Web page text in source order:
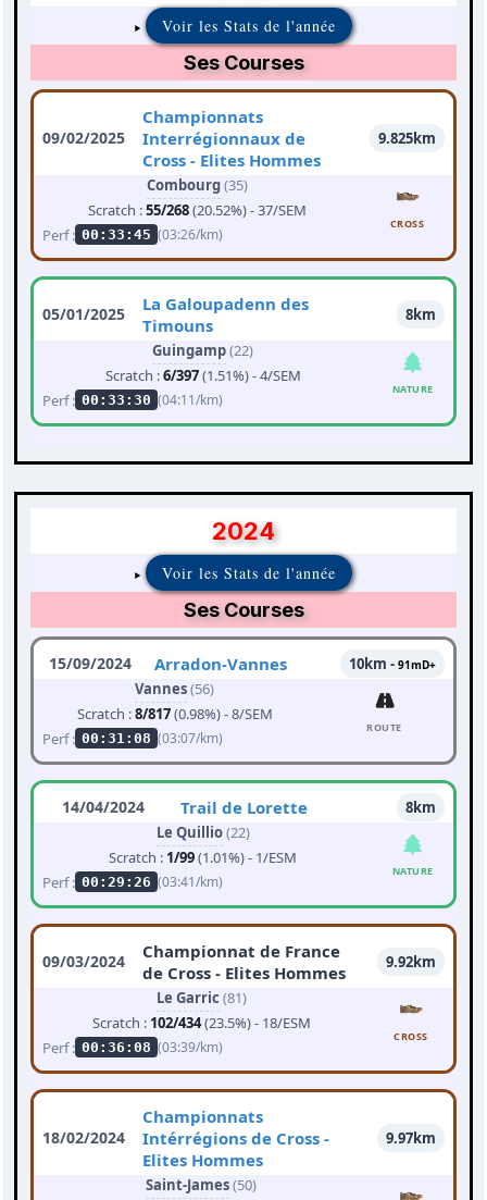
Voir les Stats de l'année
Ses Courses
09/02/2025
Championnats
Interrégionnaux de
Cross - Elites Hommes
9.825km
Combourg(35)
Scratch :55/268(20.52%) - 37/SEM
Perf : 00:33:45 (03:26/km)
CROSS
05/01/2025
La Galoupadenn des
Timouns
8km
Guingamp(22)
Scratch :6/397(1.51%) - 4/SEM
Perf : 00:33:30 (04:11/km)
NATURE
2024
Voir les Stats de l'année
Ses Courses
15/09/2024 Arradon-Vannes 10km - 91mD+
Vannes(56)
Scratch :8/817(0.98%) - 8/SEM
Perf : 00:31:08 (03:07/km)
ROUTE
14/04/2024 Trail de Lorette
8km
Le Quillio(22)
Scratch : 1/99(1.01%) - 1/ESM
Perf : 00:29:26 (03:41/km)
NATURE
09/03/2024
Championnat de France
de Cross - Elites Hommes
9.92km
Le Garric (81)
Scratch : 102/434(23.5%) - 18/ESM
Perf : 00:36:08 (03:39/km)
CROSS
18/02/2024
Championnats
Intérrégions de Cross -
Elites Hommes
9.97km
Saint-James(50)